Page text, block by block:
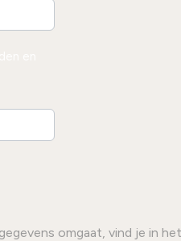
omgaat, vind je in het